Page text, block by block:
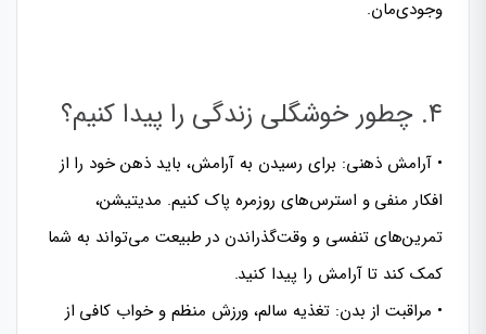
وجودی‌مان.
۴. چطور خوشگلی زندگی را پیدا کنیم؟
• آرامش ذهنی: برای رسیدن به آرامش، باید ذهن خود را از
افکار منفی و استرس‌های روزمره پاک کنیم. مدیتیشن،
تمرین‌های تنفسی و وقت‌گذراندن در طبیعت می‌تواند به شما
کمک کند تا آرامش را پیدا کنید.
• مراقبت از بدن: تغذیه سالم، ورزش منظم و خواب کافی از